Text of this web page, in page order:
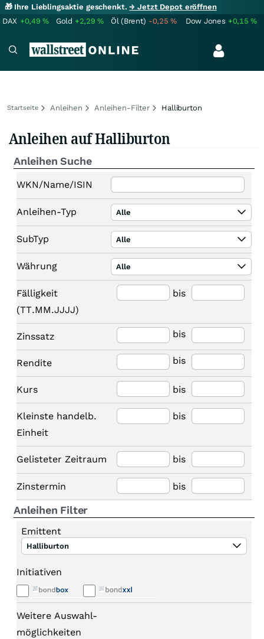
🎁 Ihre Lieblingsaktie geschenkt.→ Jetzt Depot eröffnen
DAX +0,49% Gold +2,29% Öl (Brent) -0,25% Dow Jones +0,15%
Startseite Anleihen Anleihen-Filter Halliburton
Anleihen auf Halliburton
Anleihen Suche
WKN/Name/ISIN
Anleihen-Typ Alle
SubTyp Alle
Währung Alle
Fälligkeit
(TT.MM.JJJJ)
bis
Zinssatz bis
Rendite bis
Kurs bis
Kleinste handelb.
Einheit
bis
Gelisteter Zeitraum bis
Zinstermin bis
Anleihen Filter
Emittent
Halliburton
Initiativen
Weitere Auswahl-
möglichkeiten